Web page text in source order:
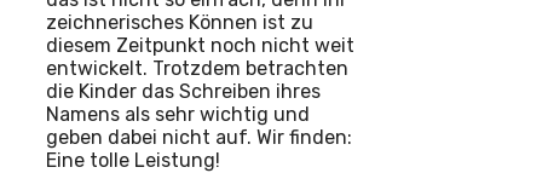
zeichnerisches Können ist zu
diesem Zeitpunkt noch nicht weit
entwickelt. Trotzdem betrachten
die Kinder das Schreiben ihres
Namens als sehr wichtig und
geben dabei nicht auf. Wir finden:
Eine tolle Leistung!